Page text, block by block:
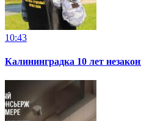
10:43
Калининградка 10 лет